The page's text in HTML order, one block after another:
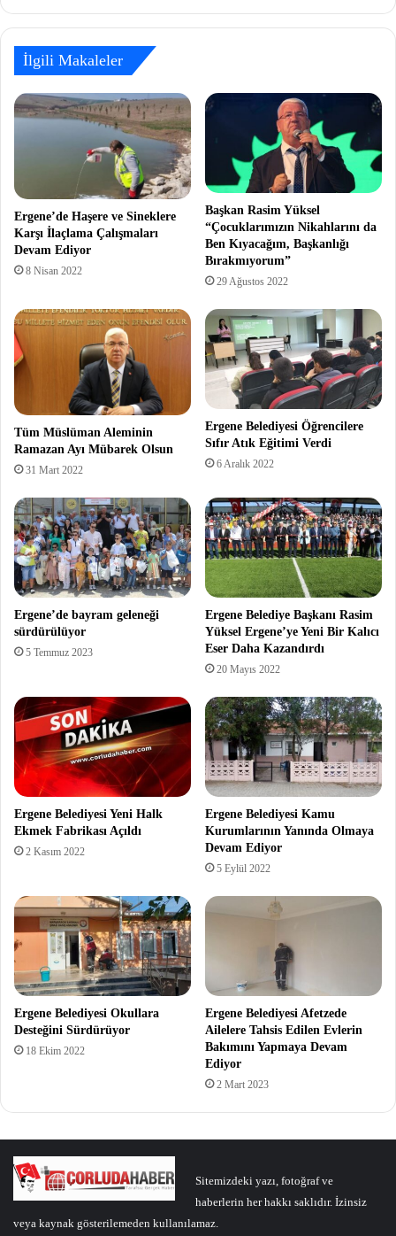
İlgili Makaleler
Ergene’de Haşere ve Sineklere
Karşı İlaçlama Çalışmaları
Devam Ediyor
8 Nisan 2022
Başkan Rasim Yüksel
“Çocuklarımızın Nikahlarını da
Ben Kıyacağım, Başkanlığı
Bırakmıyorum”
29 Ağustos 2022
Tüm Müslüman Aleminin
Ramazan Ayı Mübarek Olsun
31 Mart 2022
Ergene Belediyesi Öğrencilere
Sıfır Atık Eğitimi Verdi
6 Aralık 2022
Ergene’de bayram geleneği
sürdürülüyor
5 Temmuz 2023
Ergene Belediye Başkanı Rasim
Yüksel Ergene’ye Yeni Bir Kalıcı
Eser Daha Kazandırdı
20 Mayıs 2022
Ergene Belediyesi Yeni Halk
Ekmek Fabrikası Açıldı
2 Kasım 2022
Ergene Belediyesi Kamu
Kurumlarının Yanında Olmaya
Devam Ediyor
5 Eylül 2022
Ergene Belediyesi Okullara
Desteğini Sürdürüyor
18 Ekim 2022
Ergene Belediyesi Afetzede
Ailelere Tahsis Edilen Evlerin
Bakımını Yapmaya Devam
Ediyor
2 Mart 2023
Sitemizdeki yazı, fotoğraf ve
haberlerin her hakkı saklıdır. İzinsiz
veya kaynak gösterilemeden kullanılamaz.